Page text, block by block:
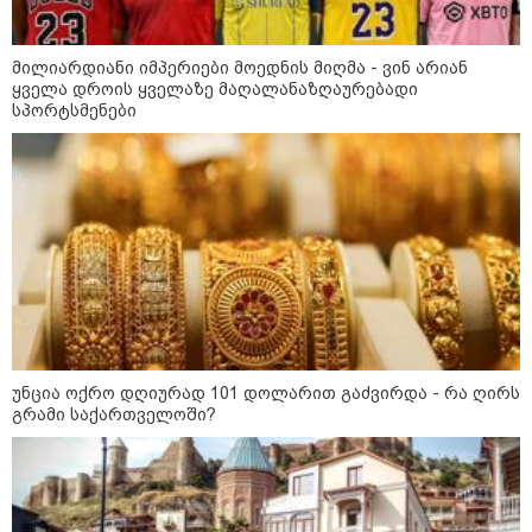
12:34 / 08-08-2026
რას აცხადებს ირაკლი კობახიძე
ელექტროენერგიის რამდენჯერმე
გათიშვასთან დაკავშირებით?
19:32 / 08-08-2026
"სიმბოლურია, რომ კობახიძის
მოღალატეობრივი განცხადება
საქართველოს
თავისუფლებისთვის შეწირული
გმირების მემორიალზე
გაკეთდა" - "ნაციონალური
19:03 / 08-08-2026
"მკაცრად ვგმობთ ირაკლი
კობახიძის განცხადებას" -
"კოალიცია ცვლილებისთვის"
მილიარდიანი იმპერიები მოედნის მიღმა - ვინ არიან
ყველა დროის ყველაზე მაღალანაზღაურებადი
სპორტსმენები
უნცია ოქრო დღიურად 101 დოლარით გაძვირდა - რა ღირს
გრამი საქართველოში?